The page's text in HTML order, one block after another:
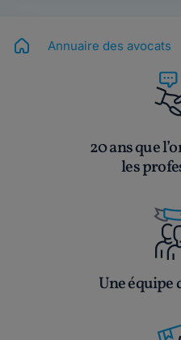
Annuaire des avocats
20 ans que
les
Une équipe